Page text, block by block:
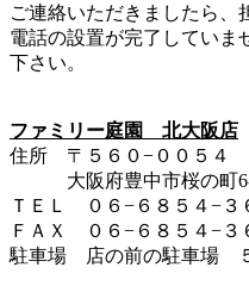
ご連絡いただきましたら
電話の設置が完了していま
下さい。
ファミリー庭園 北大阪店
住所 〒５６０−００５４
大阪府豊中市桜の町6-
ＴＥＬ ０６−６８５４−３
ＦＡＸ ０６−６８５４−３
駐車場 店の前の駐車場